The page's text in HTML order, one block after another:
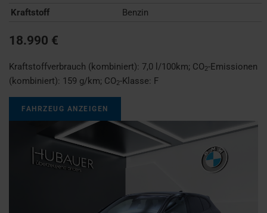
Kraftstoff
Benzin
18.990 €
Kraftstoffverbrauch (kombiniert): 7,0 l/100km; CO2-Emissionen
(kombiniert): 159 g/km; CO2-Klasse: F
FAHRZEUG ANZEIGEN